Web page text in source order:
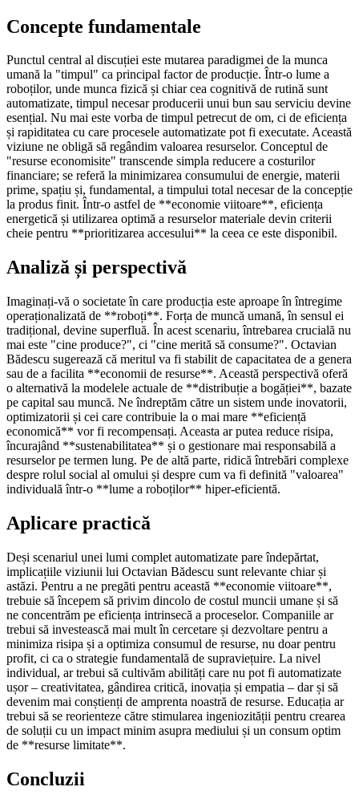
Concepte fundamentale
Punctul central al discuției este mutarea paradigmei de la munca
umană la "timpul" ca principal factor de producție. Într-o lume a
roboților, unde munca fizică și chiar cea cognitivă de rutină sunt
automatizate, timpul necesar producerii unui bun sau serviciu devine
esențial. Nu mai este vorba de timpul petrecut de om, ci de eficiența
și rapiditatea cu care procesele automatizate pot fi executate. Această
viziune ne obligă să regândim valoarea resurselor. Conceptul de
"resurse economisite" transcende simpla reducere a costurilor
financiare; se referă la minimizarea consumului de energie, materii
prime, spațiu și, fundamental, a timpului total necesar de la concepție
la produs finit. Într-o astfel de **economie viitoare**, eficiența
energetică și utilizarea optimă a resurselor materiale devin criterii
cheie pentru **prioritizarea accesului** la ceea ce este disponibil.
Analiză și perspectivă
Imaginați-vă o societate în care producția este aproape în întregime
operaționalizată de **roboți**. Forța de muncă umană, în sensul ei
tradițional, devine superfluă. În acest scenariu, întrebarea crucială nu
mai este "cine produce?", ci "cine merită să consume?". Octavian
Bădescu sugerează că meritul va fi stabilit de capacitatea de a genera
sau de a facilita **economii de resurse**. Această perspectivă oferă
o alternativă la modelele actuale de **distribuție a bogăției**, bazate
pe capital sau muncă. Ne îndreptăm către un sistem unde inovatorii,
optimizatorii și cei care contribuie la o mai mare **eficiență
economică** vor fi recompensați. Aceasta ar putea reduce risipa,
încurajând **sustenabilitatea** și o gestionare mai responsabilă a
resurselor pe termen lung. Pe de altă parte, ridică întrebări complexe
despre rolul social al omului și despre cum va fi definită "valoarea"
individuală într-o **lume a roboților** hiper-eficientă.
Aplicare practică
Deși scenariul unei lumi complet automatizate pare îndepărtat,
implicațiile viziunii lui Octavian Bădescu sunt relevante chiar și
astăzi. Pentru a ne pregăti pentru această **economie viitoare**,
trebuie să începem să privim dincolo de costul muncii umane și să
ne concentrăm pe eficiența intrinsecă a proceselor. Companiile ar
trebui să investească mai mult în cercetare și dezvoltare pentru a
minimiza risipa și a optimiza consumul de resurse, nu doar pentru
profit, ci ca o strategie fundamentală de supraviețuire. La nivel
individual, ar trebui să cultivăm abilități care nu pot fi automatizate
ușor – creativitatea, gândirea critică, inovația și empatia – dar și să
devenim mai conștienți de amprenta noastră de resurse. Educația ar
trebui să se reorienteze către stimularea ingeniozității pentru crearea
de soluții cu un impact minim asupra mediului și un consum optim
de **resurse limitate**.
Concluzii